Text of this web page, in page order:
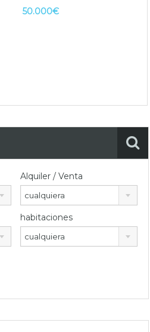
50.000€
Alquiler / Venta
cualquiera
habitaciones
cualquiera